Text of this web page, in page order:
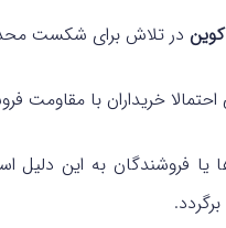
در تلاش برای شکست محدوده ۷۳,۷۷۷ دلار و
خریداران با مقاومت
فروشندگان به این دلیل